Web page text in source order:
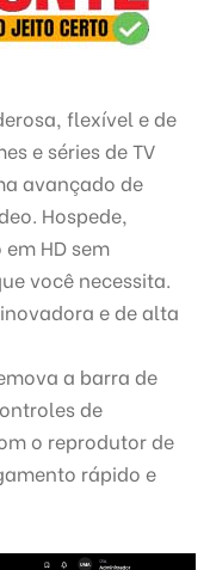
flexível e de
e séries de TV
avançado de
Hospede,
HD sem
você necessita.
e de alta
a barra de
de
o reprodutor de
rápido e